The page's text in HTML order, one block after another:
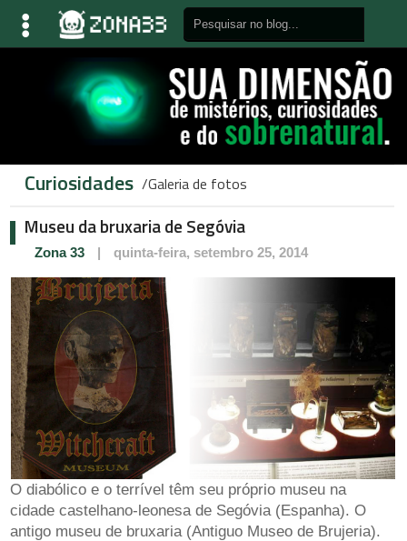
Curiosidades Galeria de fotos
Museu da bruxaria de Segóvia
Zona 33 quinta-feira, setembro 25, 2014
O diabólico e o terrível têm seu próprio museu na
cidade castelhano-leonesa de Segóvia (Espanha). O
antigo museu de bruxaria (Antiguo Museo de Brujeria).